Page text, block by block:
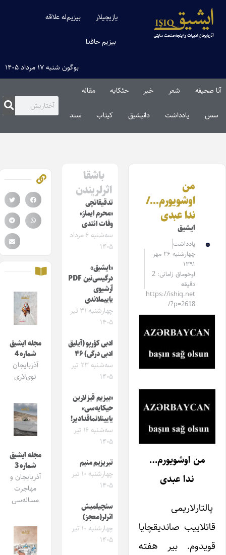
یازیچیلار بیزیم‌له علاقه
بیزیم حاقدا
بوگون شنبه ۱۷ مرداد ۱۴۰۵
آنا صحیفه شعر خبر حئکایه مقاله‌
سس یادداشت دانیشیق کیتاب سند
من
اوشویورم…/
ندا عبدی
ایشیق
یادداشت
چهارشنبه ۲۶ مهر
۱۳۹۱
اوخوماق زامانی: 2
دقیقه
https://ishiq.net
/?p=2618
من اوشویورم…
ندا عبدی
پالتارلاریمی
قاتلاییب صاندیقچایا
قویدوم. بیر هفته
باشقا
اثرلریندن
تدقیقاتچی
«محرم ایماز»
وفات ائتدی
سه‌شنبه ۶ مرداد
۱۴۰۵
«ایشیق»
درگیسی‌نین PDF
آرشیوی
یاییملاندی
چهارشنبه ۳۱ تیر
۱۴۰۵
ادبی کؤرپو (آیلیق
ادبی درگی) ۴۶
سه‌شنبه ۲۳ تیر
۱۴۰۵
«بیزیم قیزلارین
حیکایه‌سی»
یایینلانماقدادیر!
سه‌شنبه ۱۶ تیر
۱۴۰۵
تبریزیم منیم
چهارشنبه ۱۰ تیر
۱۴۰۵
سئچیلمیش
اثرلر(معجز)
چهارشنبه ۱۰ تیر
۱۴۰۵
مجله ایشیق
شماره 4
آذربایجان
توی‌لاری
مجله ایشیق
شماره 3
آذربایجان و
مهاجرت
مساله‌سی